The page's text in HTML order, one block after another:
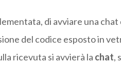
di avviare una chat
del codice esposto in
ricevuta si avvierà la chat,